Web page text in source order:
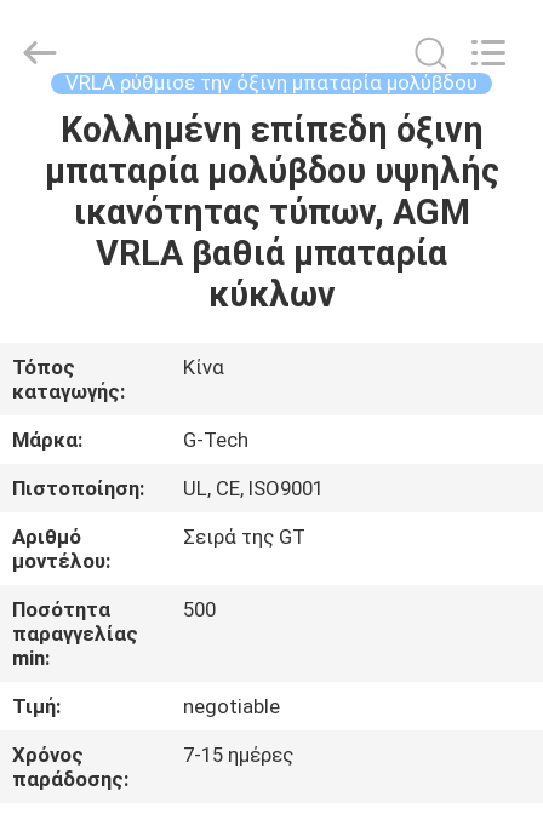
ΣΠΊΤΙ
ΠΡΟΪΌΝΤΑ
ΕΜΆΣ
ΕΠΙΣΚΕΨΉ
ΕΡΓΟΣΤΑΣΊΟΥ
ΈΛΕΓΧΟΣ
ΠΟΙΌΤΗΤΑΣ
ΜΑΖΊ
ΜΑΣ
POWER
GROUP.
VRLA ρύθμισε την όξινη μπαταρία μολύβδου
Κολλημένη επίπεδη όξινη
μπαταρία μολύβδου υψηλής
ικανότητας τύπων, AGM
VRLA βαθιά μπαταρία
κύκλων
Τόπος
καταγωγής:
Κίνα
Μάρκα:
G-Tech
Πιστοποίηση:
UL, CE, ISO9001
Αριθμό
μοντέλου:
Σειρά της GT
Ποσότητα
παραγγελίας
min:
500
Τιμή:
negotiable
Χρόνος
παράδοσης:
7-15 ημέρες